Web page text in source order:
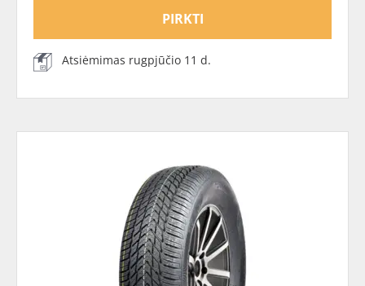
PIRKTI
Atsiėmimas rugpjūčio 11 d.